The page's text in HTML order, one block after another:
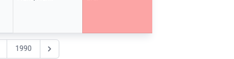
1990 Nästa år